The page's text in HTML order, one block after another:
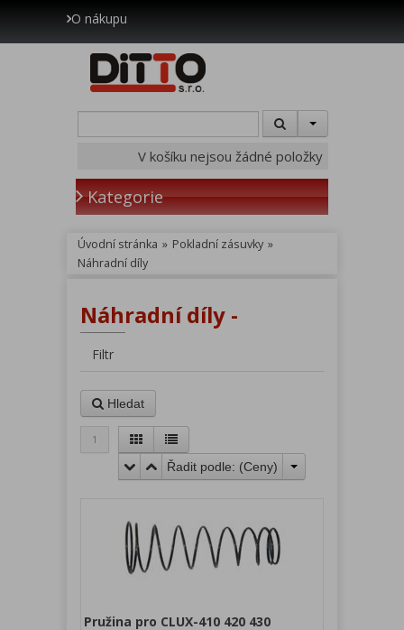
O nákupu
V košíku nejsou žádné položky
Kategorie
Úvodní stránka » Pokladní zásuvky »
Náhradní díly
Náhradní díly -
Filtr
Hledat
1
Řadit podle: (Ceny)
Pružina pro CLUX-410 420 430